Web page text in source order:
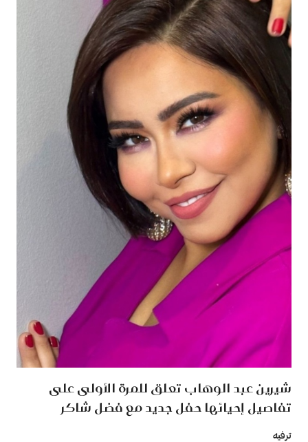
شيرين عبد الوهاب تعلق للمرة الأولى على
تفاصيل إحيائها حفل جديد مع فضل شاكر
ترفيه